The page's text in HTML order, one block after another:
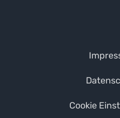
Cookie